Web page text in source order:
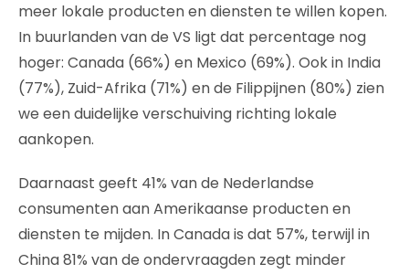
meer lokale producten en diensten te willen kopen.
In buurlanden van de VS ligt dat percentage nog
hoger: Canada (66%) en Mexico (69%). Ook in India
(77%), Zuid-Afrika (71%) en de Filippijnen (80%) zien
we een duidelijke verschuiving richting lokale
aankopen.
Daarnaast geeft 41% van de Nederlandse
consumenten aan Amerikaanse producten en
diensten te mijden. In Canada is dat 57%, terwijl in
China 81% van de ondervraagden zegt minder